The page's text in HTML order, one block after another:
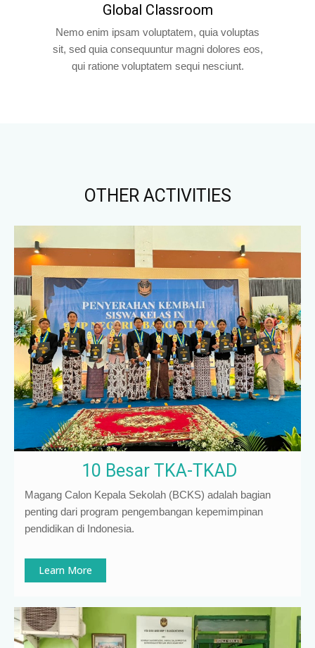
Global Classroom
Nemo enim ipsam voluptatem, quia voluptas
sit, sed quia consequuntur magni dolores eos,
qui ratione voluptatem sequi nesciunt.
OTHER ACTIVITIES
10 Besar TKA-TKAD
Magang Calon Kepala Sekolah (BCKS) adalah bagian
penting dari program pengembangan kepemimpinan
pendidikan di Indonesia.
Learn More